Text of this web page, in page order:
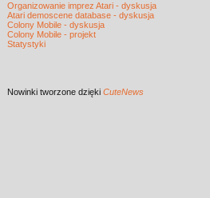
Organizowanie imprez Atari - dyskusja
Atari demoscene database - dyskusja
Colony Mobile - dyskusja
Colony Mobile - projekt
Statystyki
Nowinki tworzone dzięki CuteNews